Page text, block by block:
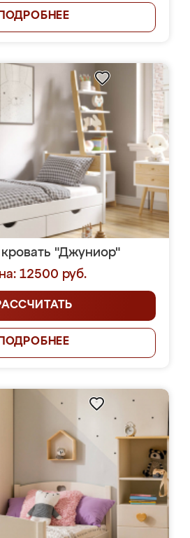
ПОДРОБНЕЕ
"Джуниор"
12500 руб.
ПОДРОБНЕЕ